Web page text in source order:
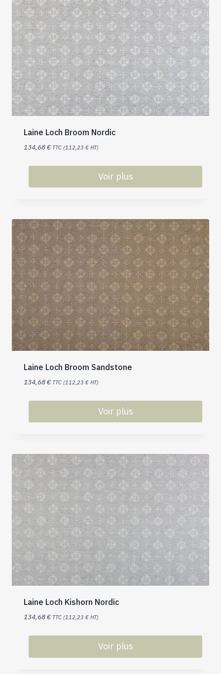
Laine Loch Broom Nordic
134,68€ TTC (112,23 € HT)
Voir plus
Laine Loch Broom Sandstone
134,68€ TTC (112,23 € HT)
Voir plus
Laine Loch Kishorn Nordic
134,68€ TTC (112,23 € HT)
Voir plus